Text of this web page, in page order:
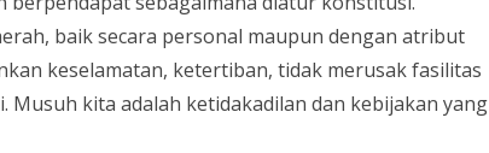
baik secara personal maupun dengan atribut
keselamatan, ketertiban, tidak merusak fasilitas
Musuh kita adalah ketidakadilan dan kebijakan yang